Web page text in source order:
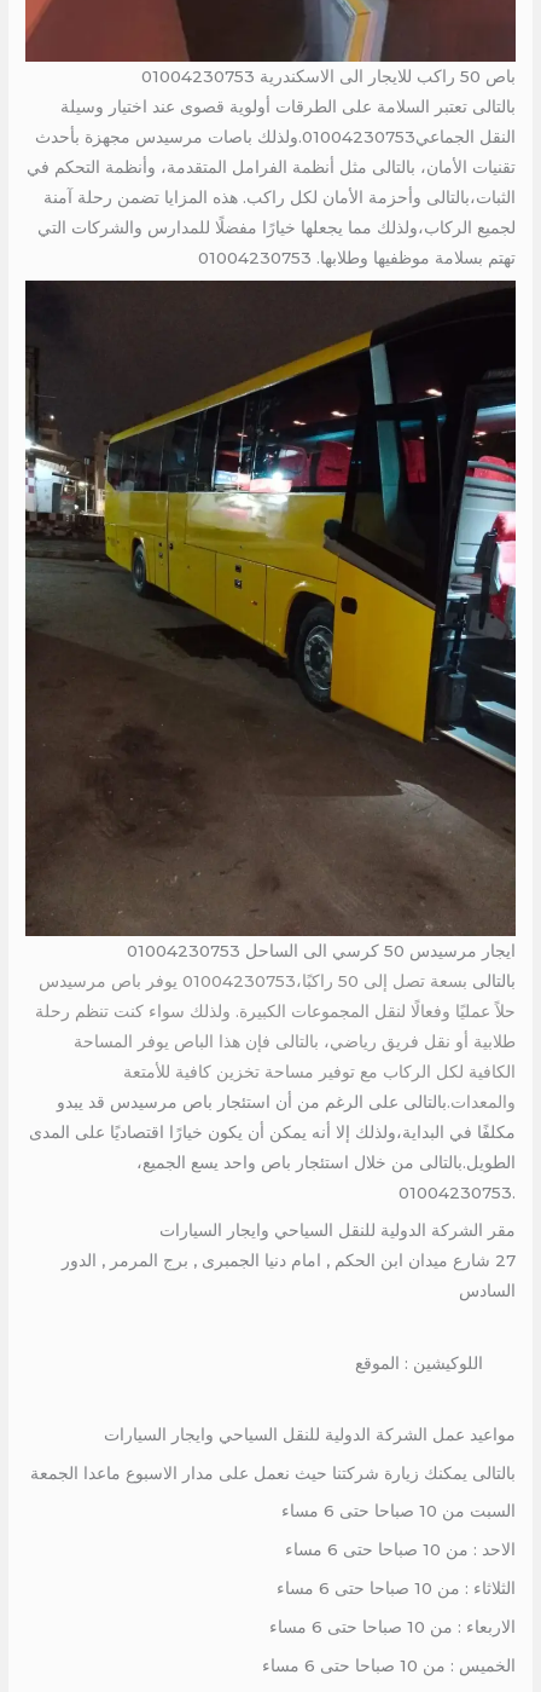
باص 50 راكب للايجار الى الاسكندرية 01004230753
بالتالى تعتبر السلامة على الطرقات أولوية قصوى عند اختيار وسيلة
النقل الجماعي01004230753.ولذلك باصات مرسيدس مجهزة بأحدث
تقنيات الأمان، بالتالى مثل أنظمة الفرامل المتقدمة، وأنظمة التحكم في
الثبات،بالتالى وأحزمة الأمان لكل راكب. هذه المزايا تضمن رحلة آمنة
لجميع الركاب،ولذلك مما يجعلها خيارًا مفضلًا للمدارس والشركات التي
تهتم بسلامة موظفيها وطلابها. 01004230753
ايجار مرسيدس 50 كرسي الى الساحل 01004230753
بالتالى
بسعة تصل إلى 50 راكبًا،01004230753 يوفر باص مرسيدس
حلاً عمليًا وفعالًا لنقل المجموعات الكبيرة. ولذلك سواء كنت تنظم رحلة
طلابية أو نقل فريق رياضي، بالتالى فإن هذا الباص يوفر المساحة
الكافية لكل الركاب مع توفير مساحة تخزين كافية للأمتعة
والمعدات.بالتالى على الرغم من أن استئجار باص مرسيدس قد يبدو
مكلفًا في البداية،ولذلك إلا أنه يمكن أن يكون خيارًا اقتصاديًا على المدى
الطويل.بالتالى من خلال استئجار باص واحد يسع الجميع،
.01004230753
مقر الشركة الدولية للنقل السياحي وايجار السيارات
27 شارع ميدان ابن الحكم , امام دنيا الجمبرى , برج المرمر , الدور
السادس
اللوكيشين : الموقع
مواعيد عمل الشركة الدولية للنقل السياحي وايجار السيارات
بالتالى يمكنك زيارة شركتنا حيث نعمل على مدار الاسبوع ماعدا الجمعة
السبت من 10 صباحا حتى 6 مساء
الاحد : من 10 صباحا حتى 6 مساء
الثلاثاء : من 10 صباحا حتى 6 مساء
الاربعاء : من 10 صباحا حتى 6 مساء
الخميس : من 10 صباحا حتى 6 مساء